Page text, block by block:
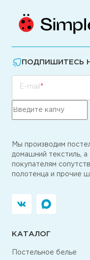
ПОДПИШИТЕСЬ
E-mail
Мы производим
домашний текстиль,
покупателям
полотенца и прочие
КАТАЛОГ
Постельное белье